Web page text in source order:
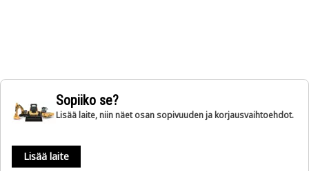
Sopiiko se?
Lisää laite, niin näet osan sopivuuden ja korjausvaihtoehdot.
Lisää laite